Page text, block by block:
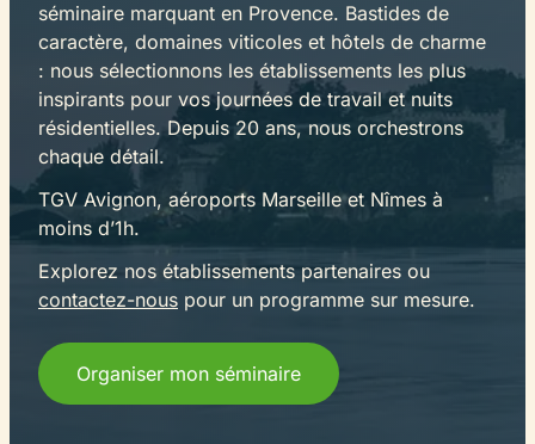
séminaire marquant en Provence. Bastides de
caractère, domaines viticoles et hôtels de charme
: nous sélectionnons les établissements les plus
inspirants pour vos journées de travail et nuits
résidentielles. Depuis 20 ans, nous orchestrons
chaque détail.
TGV Avignon, aéroports Marseille et Nîmes à
moins d’1h.
Explorez nos établissements partenaires ou
contactez-nous pour un programme sur mesure.
Organiser mon séminaire